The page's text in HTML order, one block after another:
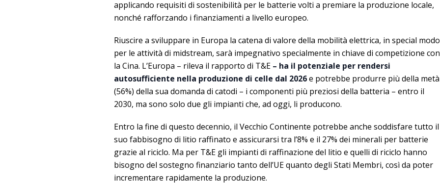
applicando requisiti di sostenibilità per le batterie volti a premiare la produzione locale,
nonché rafforzando i finanziamenti a livello europeo.
Riuscire a sviluppare in Europa la catena di valore della mobilità elettrica, in special modo
per le attività di midstream, sarà impegnativo specialmente in chiave di competizione con
la Cina. L’Europa – rileva il rapporto di T&E – ha il potenziale per rendersi
autosufficiente nella produzione di celle dal 2026e potrebbe produrre più della metà
(56%) della sua domanda di catodi – i componenti più preziosi della batteria – entro il
2030, ma sono solo due gli impianti che, ad oggi, li producono.
Entro la fine di questo decennio, il Vecchio Continente potrebbe anche soddisfare tutto il
suo fabbisogno di litio raffinato e assicurarsi tra l’8% e il 27% dei minerali per batterie
grazie al riciclo. Ma per T&E gli impianti di raffinazione del litio e quelli di riciclo hanno
bisogno del sostegno finanziario tanto dell’UE quanto degli Stati Membri, così da poter
incrementare rapidamente la produzione.